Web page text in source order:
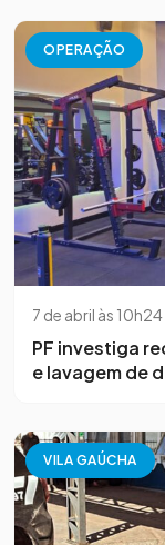
OPERAÇÃO
7 de abril às 10h24
PF investiga
e lavagem de
VILA GAÚCHA